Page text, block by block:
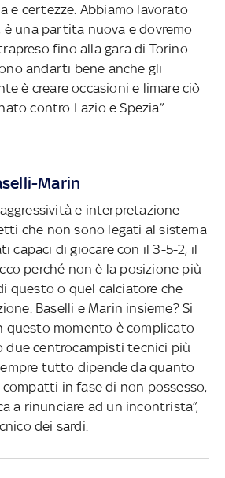
e certezze. Abbiamo lavorato
una partita nuova e dovremo
fino alla gara di Torino.
andarti bene anche gli
è creare occasioni e limare ciò
contro Lazio e Spezia”.
Marin
e interpretazione
che non sono legati al sistema
capaci di giocare con il 3-5-2, il
perché non è la posizione più
questo o quel calciatore che
Baselli e Marin insieme? Si
questo momento è complicato
due centrocampisti tecnici più
tutto dipende da quanto
compatti in fase di non possesso,
a rinunciare ad un incontrista”,
dei sardi.